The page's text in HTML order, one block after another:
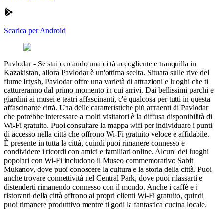
Scarica per Android
Pavlodar- Se stai cercando una città accogliente e tranquilla in
Kazakistan, allora Pavlodar è un'ottima scelta. Situata sulle rive del
fiume Irtysh, Pavlodar offre una varietà di attrazioni e luoghi che ti
cattureranno dal primo momento in cui arrivi. Dai bellissimi parchi e
giardini ai musei e teatri affascinanti, c'è qualcosa per tutti in questa
affascinante città. Una delle caratteristiche più attraenti di Pavlodar
che potrebbe interessare a molti visitatori è la diffusa disponibilità di
Wi-Fi gratuito. Puoi consultare la mappa wifi per individuare i punti
di accesso nella città che offrono Wi-Fi gratuito veloce e affidabile.
È presente in tutta la città, quindi puoi rimanere connesso e
condividere i ricordi con amici e familiari online. Alcuni dei luoghi
popolari con Wi-Fi includono il Museo commemorativo Sabit
Mukanov, dove puoi conoscere la cultura e la storia della città. Puoi
anche trovare connettività nel Central Park, dove puoi rilassarti e
distenderti rimanendo connesso con il mondo. Anche i caffè e i
ristoranti della città offrono ai propri clienti Wi-Fi gratuito, quindi
puoi rimanere produttivo mentre ti godi la fantastica cucina locale.